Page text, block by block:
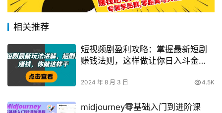
相关推荐
短视频剧盈利攻略：掌握最新短剧
赚钱法则，这样做让你日入斗金
2024 年 8 月 3 日 4.5K
midjourney零基础入门到进阶课